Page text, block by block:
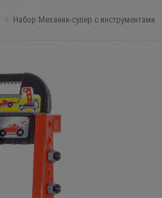
Набор Механик-супер с инструментами